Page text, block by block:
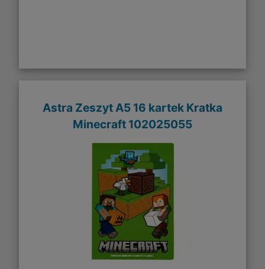
Astra Zeszyt A5 16 kartek Kratka
Minecraft 102025055